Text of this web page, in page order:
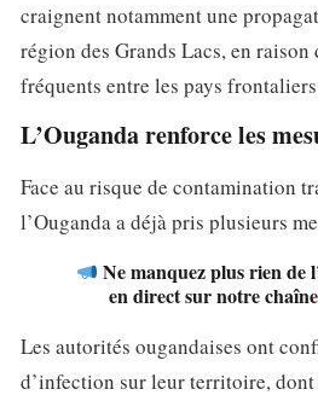
craignent notamment une
région des Grands Lacs, en raison
fréquents entre les pays
L’Ouganda renforce les
Face au risque de contamination
l’Ouganda a déjà pris plusieurs
Ne manquez plus rien de
en direct sur notre chaîne
Les autorités ougandaises ont
d’infection sur leur territoire, dont